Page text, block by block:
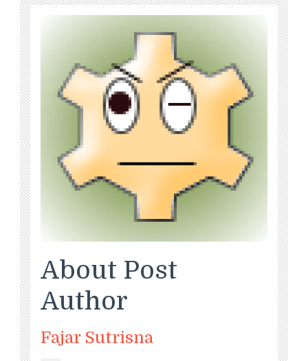
About Post
Author
Fajar Sutrisna